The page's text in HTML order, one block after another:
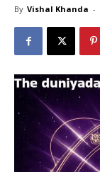
By Vishal Khanda -